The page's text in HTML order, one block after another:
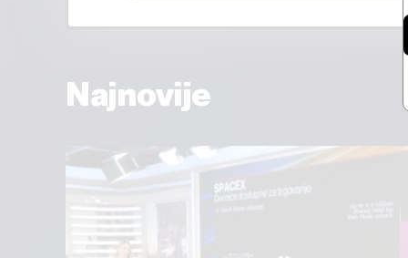
Najnovije